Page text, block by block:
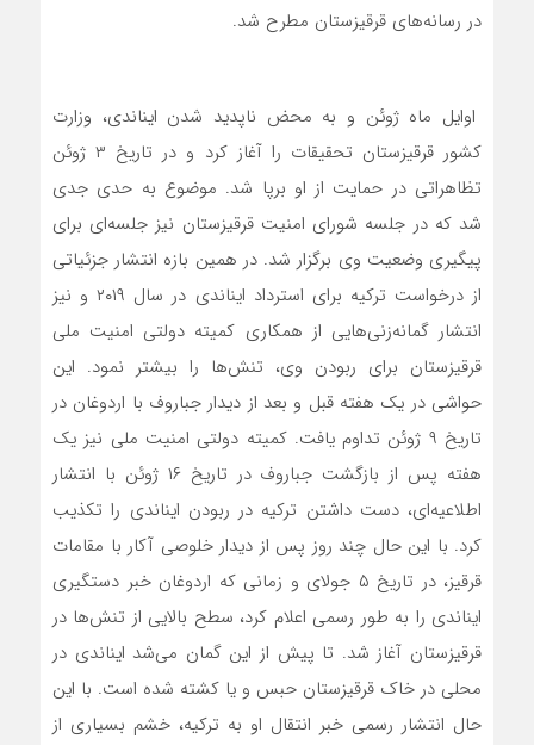
در رسانه‌های قرقیزستان مطرح شد.
اوایل ماه ژوئن و به محض ناپدید شدن ایناندی، وزارت
کشور قرقیزستان تحقیقات را آغاز کرد و در تاریخ ۳ ژوئن
تظاهراتی در حمایت از او برپا شد. موضوع به حدی جدی
شد که در جلسه شورای امنیت قرقیزستان نیز جلسه‌ای برای
پیگیری وضعیت وی برگزار شد. در همین بازه انتشار جزئیاتی
از درخواست ترکیه برای استرداد ایناندی در سال ۲۰۱۹ و نیز
انتشار گمانه‌زنی‌هایی از همکاری کمیته دولتی امنیت ملی
قرقیزستان برای ربودن وی، تنش‌ها را بیشتر نمود. این
حواشی در یک هفته قبل و بعد از دیدار جباروف با اردوغان در
تاریخ ۹ ژوئن تداوم یافت. کمیته دولتی امنیت ملی نیز یک
هفته پس از بازگشت جباروف در تاریخ ۱۶ ژوئن با انتشار
اطلاعیه‌ای، دست داشتن ترکیه در ربودن ایناندی را تکذیب
کرد. با این حال چند روز پس از دیدار خلوصی آکار با مقامات
قرقیز، در تاریخ ۵ جولای و زمانی که اردوغان خبر دستگیری
ایناندی را به طور رسمی اعلام کرد، سطح بالایی از تنش‌ها در
قرقیزستان آغاز شد. تا پیش از این گمان می‌شد ایناندی در
محلی در خاک قرقیزستان حبس و یا کشته شده است. با این
حال انتشار رسمی خبر انتقال او به ترکیه، خشم بسیاری از